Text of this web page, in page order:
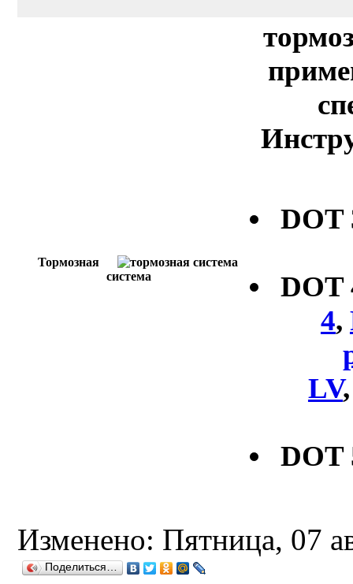
Тормозная
система
4,
LV
DOT
Изменено: Пятница, 07
Поделиться…